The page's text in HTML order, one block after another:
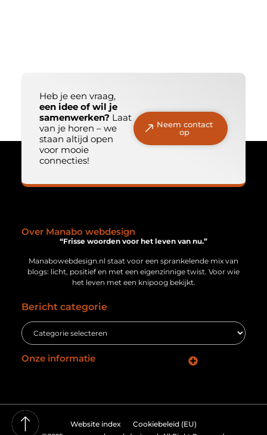
Heb je een vraag,
een idee of wil je
samenwerken? Laat
van je horen – we
staan altijd open
voor mooie
connecties!
Neem contact
op
Over Manabo webdesign
“Frisse woorden voor het leven van nu.”
Manabowebdesign.nl staat voor een sprankelende mix van
blogs: licht, positief en met een eigenzinnige twist. Voor wie
het leven met een knipoog bekijkt.
Bericht categorie
Onze informatie
Website index Cookiebeleid (EU)